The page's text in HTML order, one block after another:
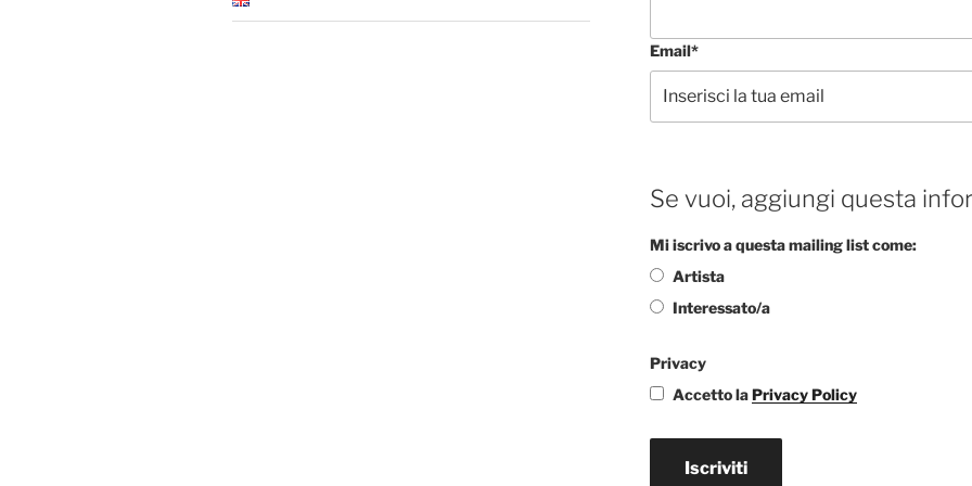
Email*
Se vuoi, aggiungi questa
Mi iscrivo a questa mailing list come:
Artista
Interessato/a
Privacy
Accetto laPrivacy Policy
Iscriviti